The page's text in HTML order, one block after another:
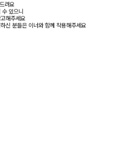
려요
있으니
해주세요
신 분들은 이너와 함께 착용해주세요